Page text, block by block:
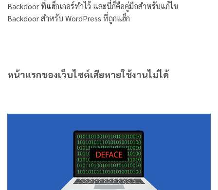
Backdoor ที่แฮ็กเกอร์ทำไว้ และนี่ก็คือคู่มือสำหรับแก้ไข
Backdoor สำหรับ WordPress ที่ถูกแฮ็ก
หน้าแรกของเว็บไซต์เสียหายใช้งานไม่ได้